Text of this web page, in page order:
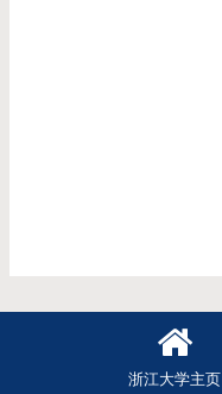
浙江大学主页